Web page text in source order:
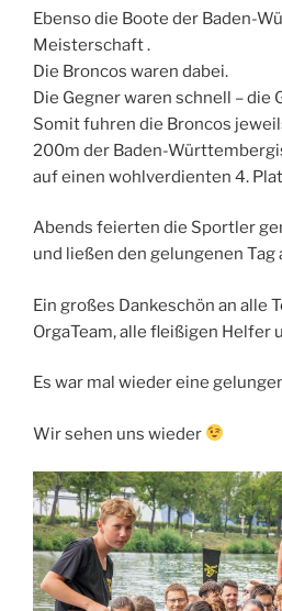
Ebenso die Boote der Baden-
Meisterschaft .
Die Broncos waren dabei.
Die Gegner waren schnell – die
Somit fuhren die Broncos
200m der Baden-
auf einen wohlverdienten 4.
Abends feierten die Sportler
und ließen den gelungenen Tag
Ein großes Dankeschön an alle
OrgaTeam, alle fleißigen Helfer
Es war mal wieder eine
Wir sehen uns wieder